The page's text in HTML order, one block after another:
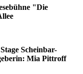
"Die
Scheinbar-
Mia Pittroff